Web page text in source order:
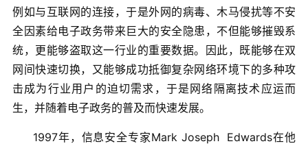
例如与互联网的连接，于是外网的病毒、木马侵扰等不安
全因素给电子政务带来巨大的安全隐患，不但能够摧毁系
统，更能够盗取这一行业的重要数据。因此，既能够在双
网间快速切换，又能够成功抵御复杂网络环境下的多种攻
击成为行业用户的迫切需求，于是网络隔离技术应运而
生，并随着电子政务的普及而快速发展。
1997年，信息安全专家Mark Joseph  Edwards在他